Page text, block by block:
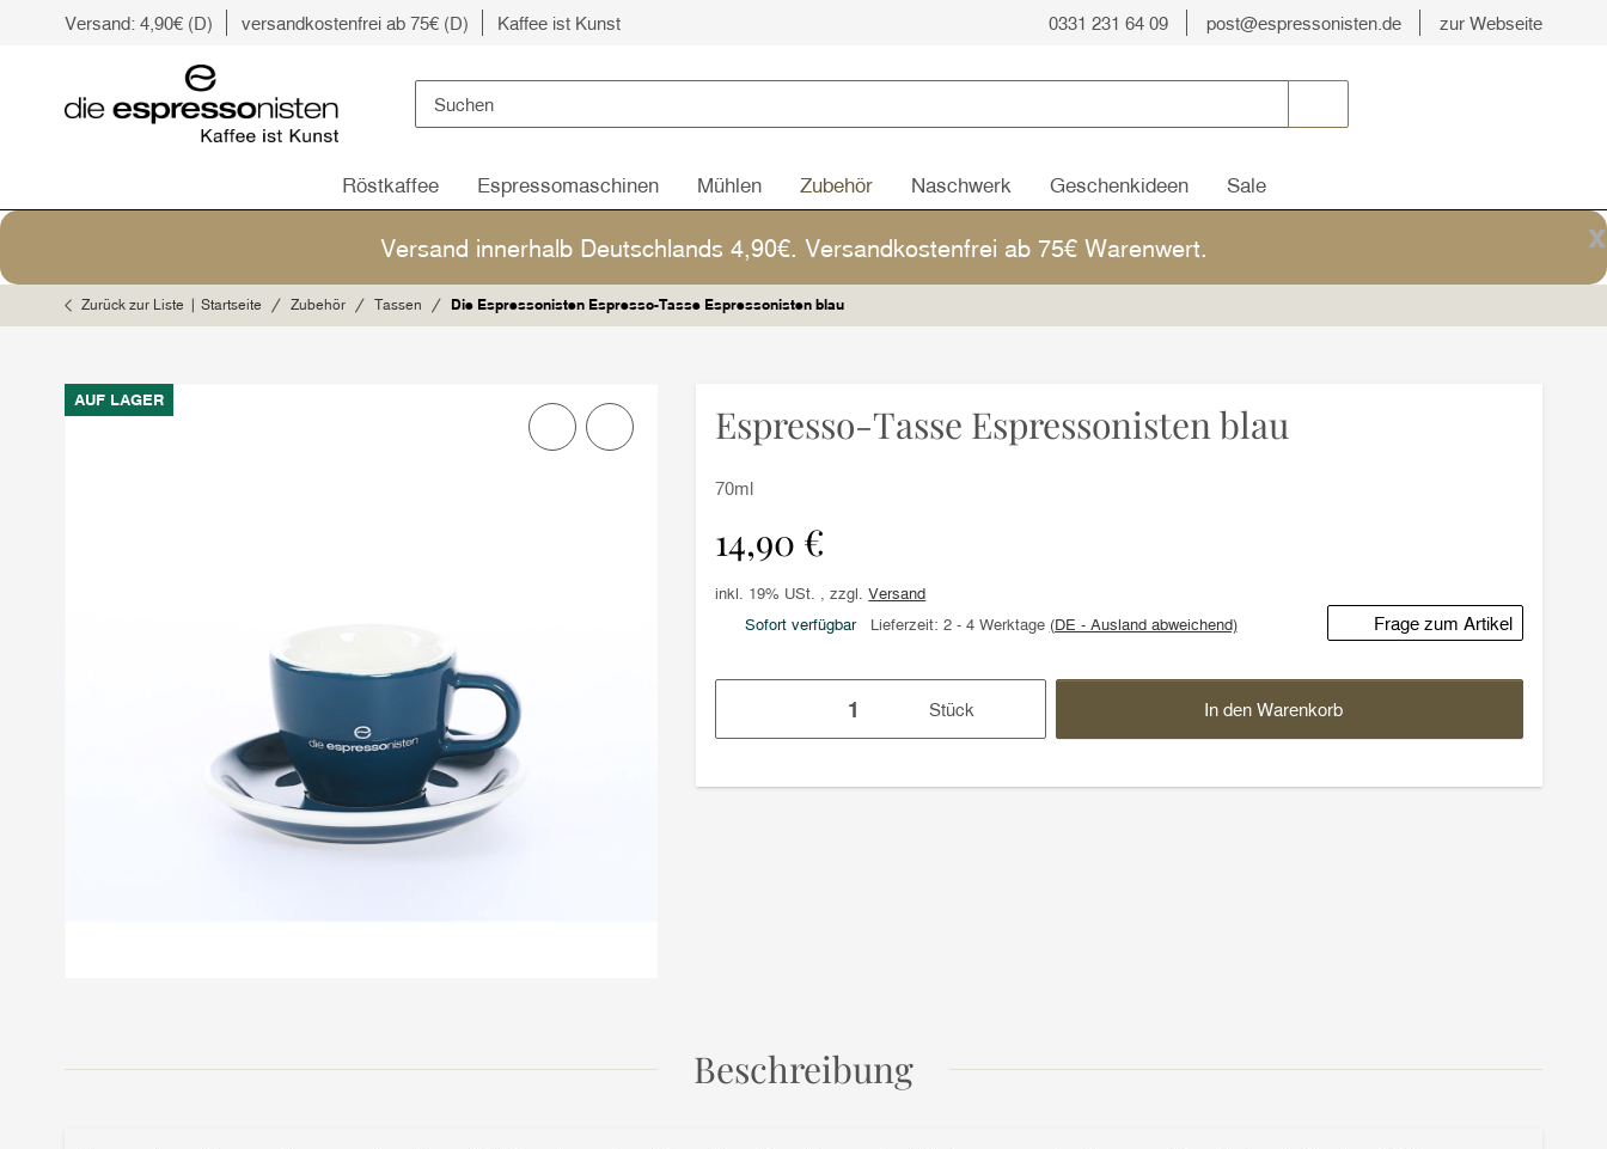
Versand: 4,90€ (D) versandkostenfrei ab 75€ (D) Kaffee ist Kunst 0331 231 64 09 post@espressonisten.de zur Webseite
Röstkaffee Espressomaschinen Mühlen Zubehör Naschwerk Geschenkideen Sale
x
Versand innerhalb Deutschlands 4,90€. Versandkostenfrei ab 75€ Warenwert.
Zurück zur Liste Startseite Zubehör Tassen Die Espressonisten Espresso-Tasse Espressonisten blau
AUF LAGER
Espresso-Tasse Espressonisten blau
70ml
14,90 €
inkl. 19% USt. , zzgl.Versand
Sofort verfügbar
Lieferzeit: 2 - 4 Werktage (DE - Ausland abweichend) Frage zum Artikel
Stück In den Warenkorb
Beschreibung